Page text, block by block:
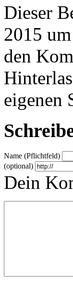
Dieser
2015
den
eigenen
Name (Pflichtfeld)
(optional)
Dein